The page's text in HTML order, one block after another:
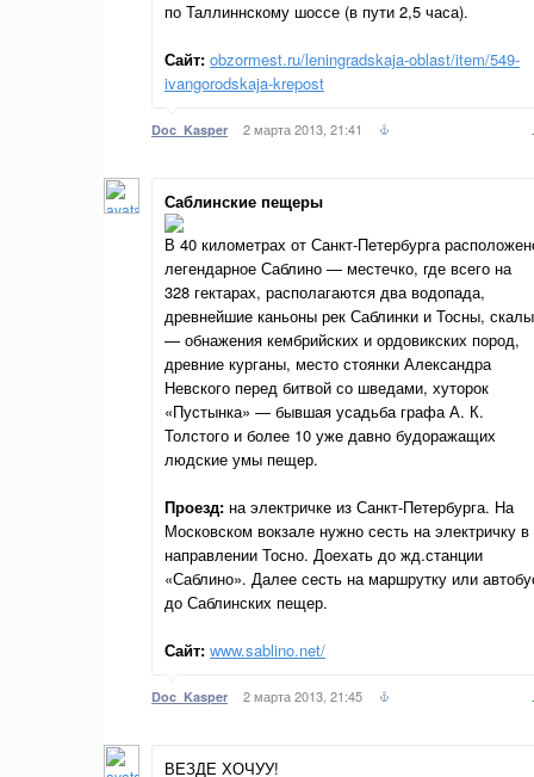
по Таллиннскому шоссе (в пути 2,5 часа).
Сайт: obzormest.ru/leningradskaja-oblast/item/549-
ivangorodskaja-krepost
Doc_Kasper 2 марта 2013, 21:41
Саблинские пещеры
В 40 километрах от Санкт-Петербурга
легендарное Саблино — местечко, где всего на
328 гектарах, располагаются два водопада,
древнейшие каньоны рек Саблинки и Тосны, скалы
— обнажения кембрийских и ордовикских пород,
древние курганы, место стоянки Александра
Невского перед битвой со шведами, хуторок
«Пустынка» — бывшая усадьба графа А. К.
Толстого и более 10 уже давно будоражащих
людские умы пещер.
Проезд: на электричке из Санкт-Петербурга. На
Московском вокзале нужно сесть на электричку в
направлении Тосно. Доехать до жд.станции
«Саблино». Далее сесть на маршрутку или
до Саблинских пещер.
Сайт: www.sablino.net/
Doc_Kasper 2 марта 2013, 21:45
ВЕЗДЕ ХОЧУУ!